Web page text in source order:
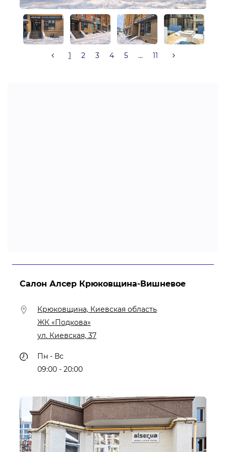
1 2 3 4 5 ... 11
Салон Алсер Крюковщина-Вишневое
Крюковщина, Киевская область
ЖК «Подкова»
ул. Киевская, 37
Пн - Вс
09:00 - 20:00